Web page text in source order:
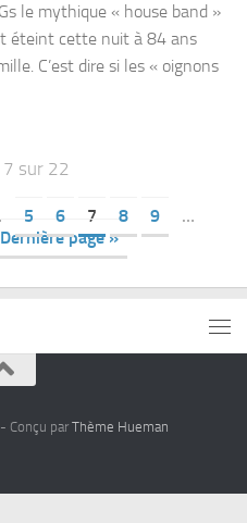
le mythique « house band »
éteint cette nuit à 84 ans
C’est dire si les « oignons
7 sur 22
5 6 7 8 9
…
Dernière page »
Conçu par Thème Hueman